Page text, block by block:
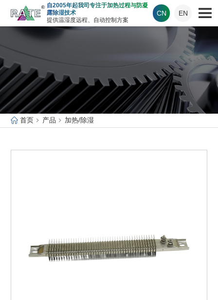
自2005年起我司专注于加热过程与防凝
露除湿技术
提供温湿度远程、自动控制方案
CN EN
首页 产品 加热/除湿